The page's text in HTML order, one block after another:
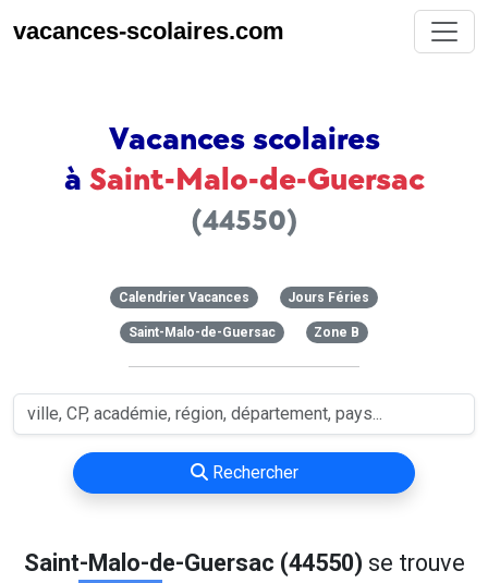
vacances-scolaires.com
Vacances scolaires
à Saint-Malo-de-Guersac
(44550)
Calendrier Vacances Jours Féries
Saint-Malo-de-Guersac Zone B
Rechercher
Saint-Malo-de-Guersac (44550) se trouve